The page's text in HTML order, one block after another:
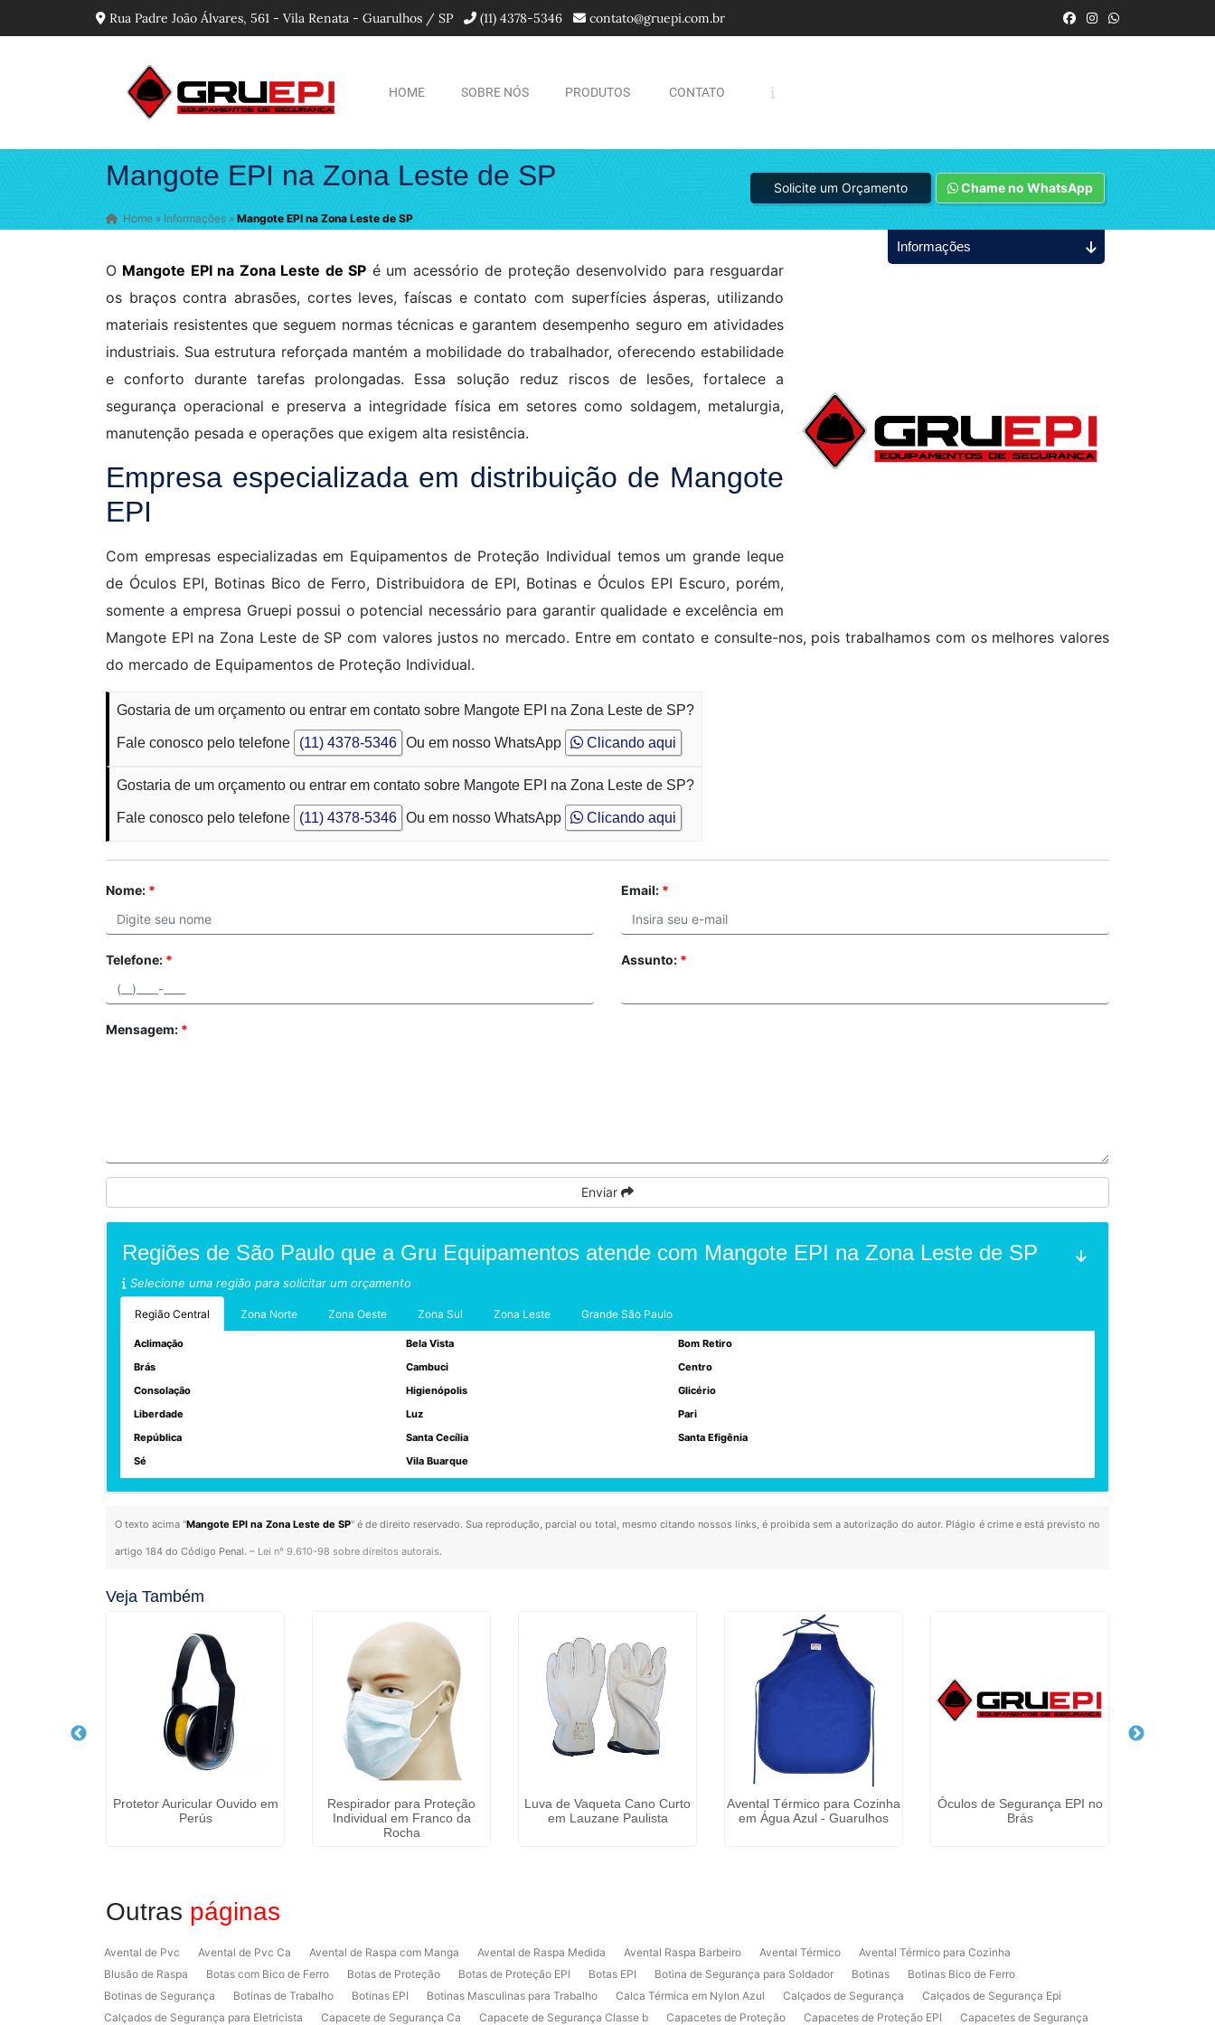
Rua Padre João Álvares, 561 - Vila Renata - Guarulhos / SP (11) 4378-5346 contato@gruepi.com.br
HOME SOBRE NÓS PRODUTOS CONTATO
Mangote EPI na Zona Leste de SP
Home » Informações » Mangote EPI na Zona Leste de SP
Solicite um Orçamento Chame no WhatsApp
O Mangote EPI na Zona Leste de SP é um acessório de proteção desenvolvido para resguardar
os braços contra abrasões, cortes leves, faíscas e contato com superfícies ásperas, utilizando
materiais resistentes que seguem normas técnicas e garantem desempenho seguro em atividades
industriais. Sua estrutura reforçada mantém a mobilidade do trabalhador, oferecendo estabilidade
e conforto durante tarefas prolongadas. Essa solução reduz riscos de lesões, fortalece a
segurança operacional e preserva a integridade física em setores como soldagem, metalurgia,
manutenção pesada e operações que exigem alta resistência.
Empresa especializada em distribuição de Mangote
EPI
Com empresas especializadas em Equipamentos de Proteção Individual temos um grande leque
de Óculos EPI, Botinas Bico de Ferro, Distribuidora de EPI, Botinas e Óculos EPI Escuro, porém,
somente a empresa Gruepi possui o potencial necessário para garantir qualidade e excelência em
Mangote EPI na Zona Leste de SP com valores justos no mercado. Entre em contato e consulte-nos, pois trabalhamos com os melhores valores
do mercado de Equipamentos de Proteção Individual.
Gostaria de um orçamento ou entrar em contato sobre Mangote EPI na Zona Leste de SP?
Fale conosco pelo telefone (11) 4378-5346 Ou em nosso WhatsApp Clicando aqui
Gostaria de um orçamento ou entrar em contato sobre Mangote EPI na Zona Leste de SP?
Fale conosco pelo telefone (11) 4378-5346 Ou em nosso WhatsApp Clicando aqui
Nome: * Email: *
Telefone: * Assunto: *
Mensagem: *
Enviar
Regiões de São Paulo que a Gru Equipamentos atende com Mangote EPI na Zona Leste de SP
Selecione uma região para solicitar um orçamento
Região Central Zona Norte Zona Oeste Zona Sul Zona Leste Grande São Paulo
Aclimação Bela Vista
Bom Retiro
Brás
Cambuci
Centro
Consolação
Higienópolis
Glicério
Liberdade
Luz
Pari
República
Santa Cecília
Santa Efigênia
Sé
Vila Buarque
O texto acima "Mangote EPI na Zona Leste de SP" é de direito reservado. Sua reprodução, parcial ou total, mesmo citando nossos links, é proibida sem a autorização do autor. Plágio é crime e está previsto no
artigo 184 do Código Penal. – Lei n° 9.610-98 sobre direitos autorais.
Informações
Veja Também
Protetor Auricular Ouvido em
Perús
Respirador para Proteção
Individual em Franco da
Rocha
Luva de Vaqueta Cano Curto
em Lauzane Paulista
Avental Térmico para Cozinha
em Água Azul - Guarulhos
Óculos de Segurança EPI no
Brás
Outras páginas
Avental de Pvc Avental de Pvc Ca Avental de Raspa com Manga Avental de Raspa Medida Avental Raspa Barbeiro Avental Térmico
Avental Térmico para Cozinha
Blusão de Raspa
Botas com Bico de Ferro Botas de Proteção Botas de Proteção EPI Botas EPI Botina de Segurança para Soldador Botinas
Botinas Bico de Ferro
Botinas de Segurança
Botinas de Trabalho Botinas EPI Botinas Masculinas para Trabalho Calca Térmica em Nylon Azul Calçados de Segurança
Calçados de Segurança Epi
Calçados de Segurança para Eletricista
Capacete de Segurança Ca Capacete de Segurança Classe b Capacetes de Proteção Capacetes de Proteção EPI
Capacetes de Segurança